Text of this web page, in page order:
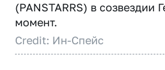
(PANSTARRS) в созвездии
момент.
Credit: Ин-Спейс